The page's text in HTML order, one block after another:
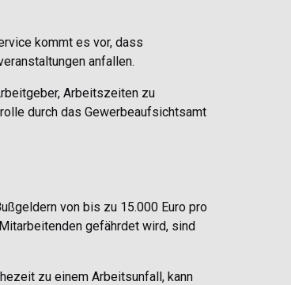
kommt es vor, dass
anfallen.
Arbeitszeiten zu
durch das Gewerbeaufsichtsamt
von bis zu 15.000 Euro pro
gefährdet wird, sind
zu einem Arbeitsunfall, kann